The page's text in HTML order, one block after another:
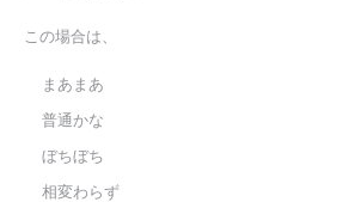
この場合は、
まあまあ
普通かな
ぼちぼち
相変わらず